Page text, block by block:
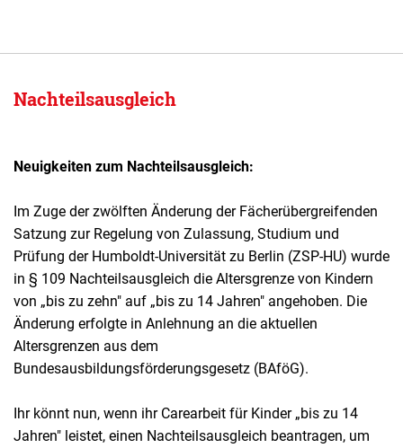
Nachteilsausgleich
Neuigkeiten zum Nachteilsausgleich:
Im Zuge der zwölften Änderung der Fächerübergreifenden
Satzung zur Regelung von Zulassung, Studium und
Prüfung der Humboldt-Universität zu Berlin (ZSP-HU) wurde
in § 109 Nachteilsausgleich die Altersgrenze von Kindern
von „bis zu zehn" auf „bis zu 14 Jahren" angehoben. Die
Änderung erfolgte in Anlehnung an die aktuellen
Altersgrenzen aus dem
Bundesausbildungsförderungsgesetz (BAföG).
Ihr könnt nun, wenn ihr Carearbeit für Kinder „bis zu 14
Jahren" leistet, einen Nachteilsausgleich beantragen, um